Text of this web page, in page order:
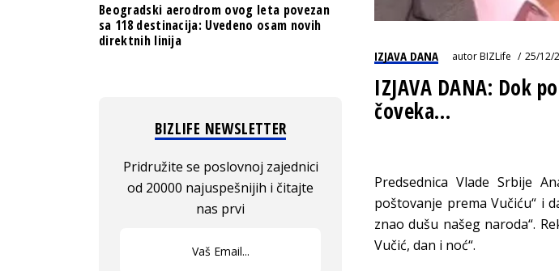
IZJAVA DANA autorBIZLife 25/12/
IZJAVA DANA: Dok
čoveka…
Predsednica Vlade Srbije
poštovanje prema Vučiću“ i
znao dušu našeg naroda“.
Vučić, dan i noć“.
Beogradski aerodrom ovog leta povezan
sa 118 destinacija: Uvedeno osam novih
direktnih linija
BIZLIFE NEWSLETTER
Pridružite se poslovnoj zajednici
od 20000 najuspešnijih i čitajte
nas prvi